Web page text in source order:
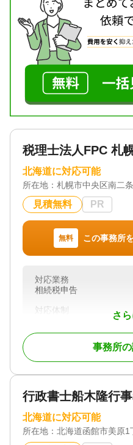
対応業務
遺言書 / 遺産分割 / 相続
続き / 銀行手続き / 戸籍
対応体制
電話相談可 / 訪問可 / 土
時以降相談可 / 事務所面
税理士法人FPC 札
北海道に対応可能
所在地： 札幌市中央区南二
見積無料 PR
無料 この事務所
さ
対応業務
相続税申告
対応体制
事務所
行政書士船木隆行
北海道に対応可能
所在地： 北海道函館市美原1